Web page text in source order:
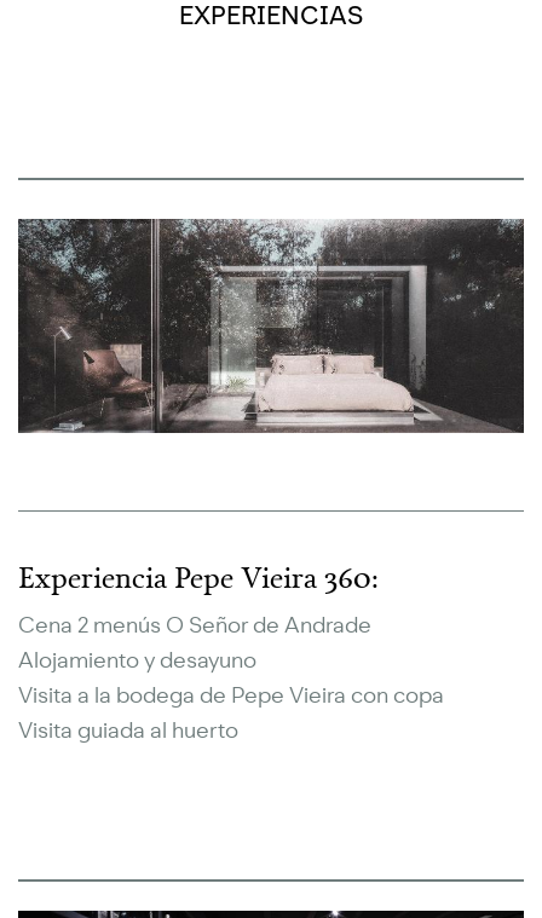
EXPERIENCIAS
Experiencia Pepe Vieira 360:
Cena 2 menús O Señor de Andrade
Alojamiento y desayuno
Visita a la bodega de Pepe Vieira con copa
Visita guiada al huerto